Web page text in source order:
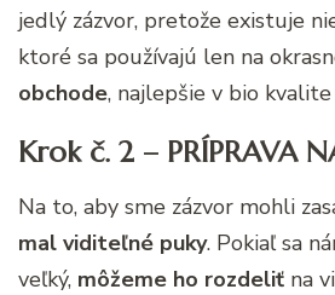
jedlý zázvor, pretože existuje
ktoré sa používajú len na
obchode, najlepšie v bio
Krok č. 2 – PRÍPRAVA
Na to, aby sme zázvor mohli
mal viditeľné puky. Pokiaľ sa
veľký, môžeme ho rozdeliť na